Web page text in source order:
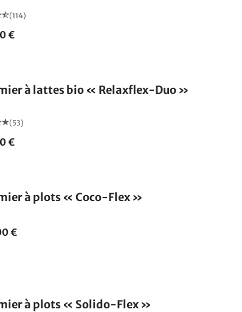
(114)
€
à lattes bio « Relaxflex-Duo »
(53)
€
à plots « Coco-Flex »
€
à plots « Solido-Flex »